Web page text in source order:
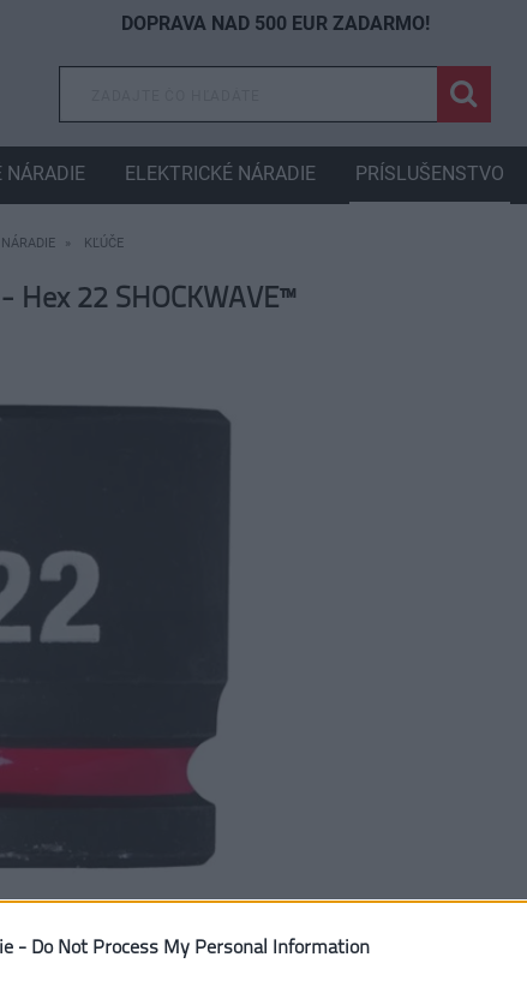
- Do Not Process My Personal Information
KĽÚČE
22 SHOCKWAVE™
DOPRAVA NAD 500 EUR ZADARMO!
NÁRADIE ELEKTRICKÉ NÁRADIE PRÍSLUŠENSTVO